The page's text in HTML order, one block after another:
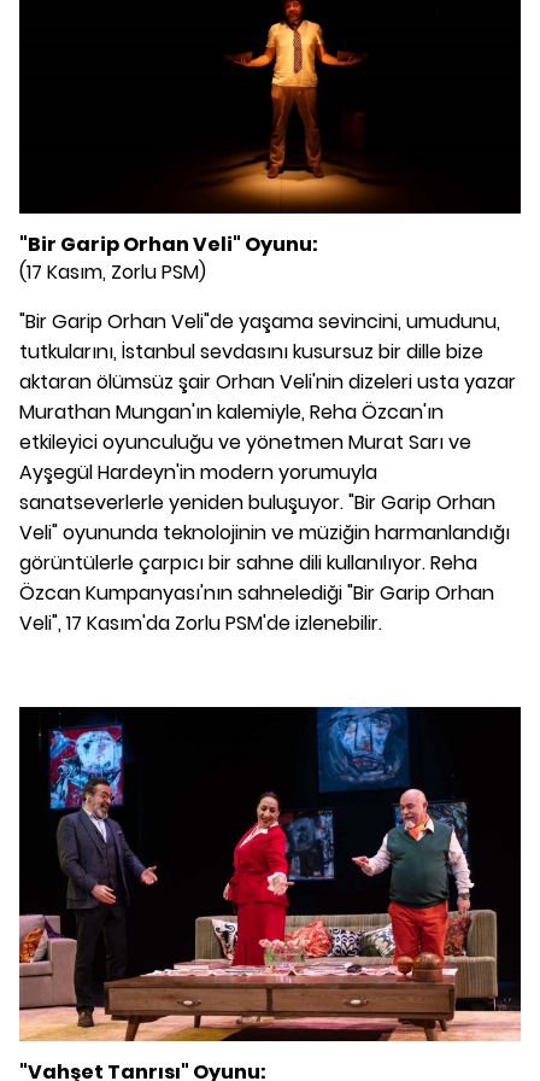
"Bir Garip Orhan Veli" Oyunu:
(17 Kasım, Zorlu PSM)
"Bir Garip Orhan Veli"de yaşama sevincini, umudunu,
tutkularını, İstanbul sevdasını kusursuz bir dille bize
aktaran ölümsüz şair Orhan Veli'nin dizeleri usta yazar
Murathan Mungan'ın kalemiyle, Reha Özcan'ın
etkileyici oyunculuğu ve yönetmen Murat Sarı ve
Ayşegül Hardeyn'in modern yorumuyla
sanatseverlerle yeniden buluşuyor. "Bir Garip Orhan
Veli" oyununda teknolojinin ve müziğin harmanlandığı
görüntülerle çarpıcı bir sahne dili kullanılıyor. Reha
Özcan Kumpanyası'nın sahnelediği "Bir Garip Orhan
Veli", 17 Kasım'da Zorlu PSM'de izlenebilir.
"Vahşet Tanrısı" Oyunu: